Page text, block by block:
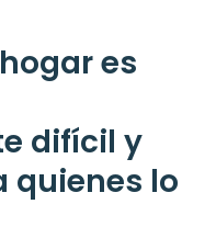
es
difícil y
lo